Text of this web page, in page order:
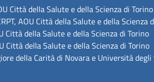
Città della Salute e della Scienza di Torino
AOU Città della Salute e della Scienza
Città della Salute e della Scienza di Torino
Città della Salute e della Scienza di Torino
della Carità di Novara e Università